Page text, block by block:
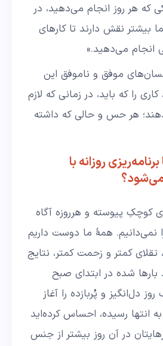
که هر روز انجام می‌دهید، در
بیشتر نقش دارند تا کارهای
انجام می‌دهید.»
موفق و ناموفق این
را که باید، در زمانی که لازم
هر حس و حالی که داشته
روزانه با
کوچکِ پیوسته و هرروزه آگاه
نمی‌دانیم. همۀ ما دوست داریم
تقلای کمتر و زحمت کمتر، نتایج
بارها شده در ابتدای صبح
دل‌انگیز و پُربازده را آغاز
انتها رسیده، احساس کرده‌اید
در آن روز بیشتر از جنس